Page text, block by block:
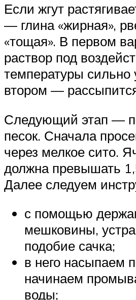
Если жгут
— глина «жирная»,
«тощая». В первом
раствор под
температуры сильно
втором —
Следующий этап —
песок. Сначала
через мелкое сито.
должна превышать
Далее следуем
с помощью
мешковины,
подобие сачка;
в него насыпаем
начинаем
воды;